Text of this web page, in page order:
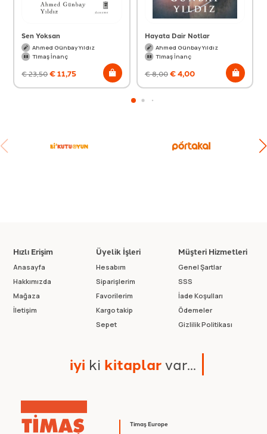
Sen Yoksan
Ahmed Günbay Yıldız
Timaş İnanç
€23,50€11,75
Hayata Dair Notlar
Ahmed Günbay Yıldız
Timaş İnanç
€8,00€4,00
Timaş Europe
Hızlı Erişim
Anasayfa
Hakkımızda
Mağaza
İletişim
Üyelik İşleri
Hesabım
Siparişlerim
Favorilerim
Kargo takip
Sepet
Müşteri Hizmetleri
Genel Şartlar
SSS
İade Koşulları
Ödemeler
Gizlilik Politikası
iyi ki kitaplarvar...